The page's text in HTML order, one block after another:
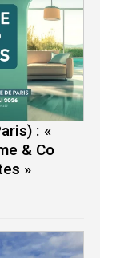
: «
& Co
»